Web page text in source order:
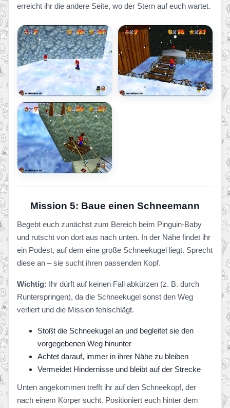
erreicht ihr die andere Seite, wo der Stern auf euch wartet.
Mission 5: Baue einen Schneemann
Begebt euch zunächst zum Bereich beim Pinguin-Baby
und rutscht von dort aus nach unten. In der Nähe findet ihr
ein Podest, auf dem eine große Schneekugel liegt. Sprecht
diese an – sie sucht ihren passenden Kopf.
Wichtig: Ihr dürft auf keinen Fall abkürzen (z. B. durch
Runterspringen), da die Schneekugel sonst den Weg
verliert und die Mission fehlschlägt.
Stoßt die Schneekugel an und begleitet sie den
vorgegebenen Weg hinunter
Achtet darauf, immer in ihrer Nähe zu bleiben
Vermeidet Hindernisse und bleibt auf der Strecke
Unten angekommen trefft ihr auf den Schneekopf, der
nach einem Körper sucht. Positioniert euch hinter dem